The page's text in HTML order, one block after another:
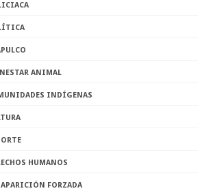
ANIMAL
INDÍGENAS
HUMANOS
FORZADA